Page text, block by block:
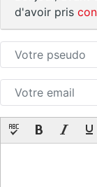
d'avoir pris